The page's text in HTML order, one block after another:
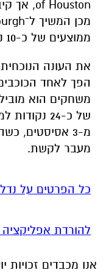
of Houston, אך
מכן המשיך ל־
ממוצעים של כ-10 נקודות למשחק.
את העונה
משחקים הוא
מ-3 אסיסטים,
מעבר לקשת.
כל הפרטים על
להורדת
אנו מכבדים